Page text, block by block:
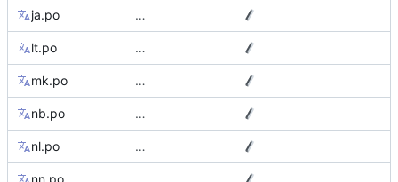
ja.po …
lt.po …
mk.po …
nb.po …
nl.po …
nn.po …